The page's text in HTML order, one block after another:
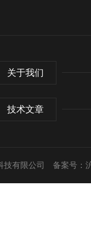
关于我们
技术文章
技有限公司 备案号：